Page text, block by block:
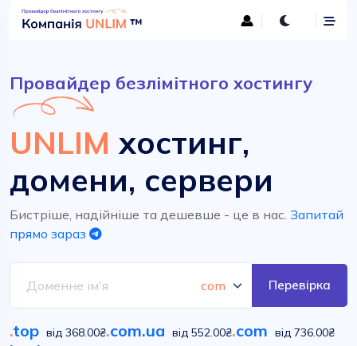
Провайдер безлімітного хостингу
UNLIM хостинг,
домени, сервери
Бистріше, надійніше та дешевше - це в нас. Запитай
прямо зараз
Перевірка
.top від 368.00₴.com.ua від 552.00₴.com від 736.00₴